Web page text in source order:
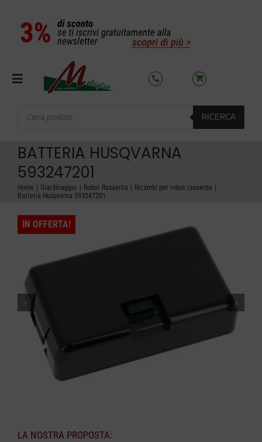
contenuto
Toggle
OFFERTE DEL MESE
CARRELLO
search
RICERCA
BATTERIA HUSQVARNA
593247201
Home Giardinaggio Robot Rasaerba
Ricambi per robot rasaerba
Batteria Husqvarna 593247201
IN OFFERTA!
LA NOSTRA PROPOSTA: